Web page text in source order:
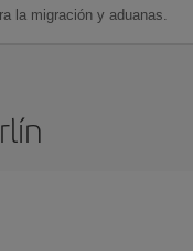
la migración y aduanas.